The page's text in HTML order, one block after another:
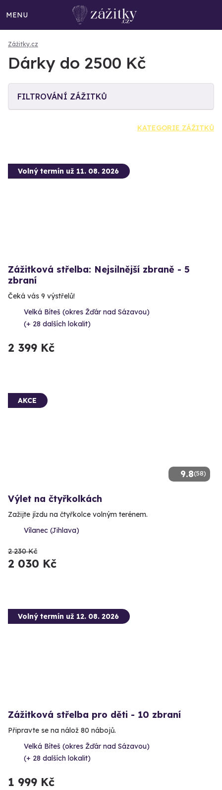
MENU
Zážitky.cz
Dárky do 2500 Kč
FILTROVÁNÍ ZÁŽITKŮ
KATEGORIE ZÁŽITKŮ
Volný termín už 11. 08. 2026
Zážitková střelba: Nejsilnější zbraně - 5
zbraní
Čeká vás 9 výstřelů!
Velká Bíteš (okres Žďár nad Sázavou)
(+ 28 dalších lokalit)
2 399 Kč
9.8(58)
AKCE
Výlet na čtyřkolkách
Zažijte jízdu na čtyřkolce volným terénem.
Vílanec (Jihlava)
2 230 Kč
2 030 Kč
Volný termín už 12. 08. 2026
Zážitková střelba pro děti - 10 zbraní
Připravte se na nálož 80 nábojů.
Velká Bíteš (okres Žďár nad Sázavou)
(+ 28 dalších lokalit)
1 999 Kč